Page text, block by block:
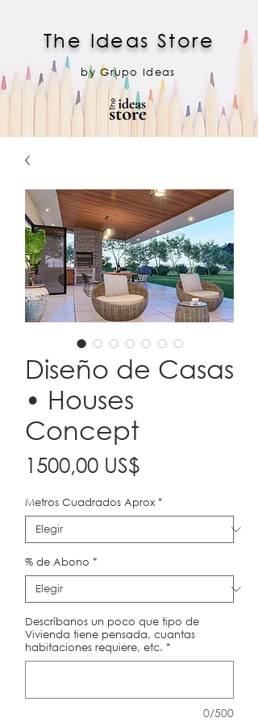
The Ideas Store
by Grupo Ideas
Diseño de Casas
• Houses
Concept
1500,00 US$Precio
Metros Cuadrados Aprox *
% de Abono *
Descríbanos un poco que tipo de
Vivienda tiene pensada, cuantas
habitaciones requiere, etc. *
0/500